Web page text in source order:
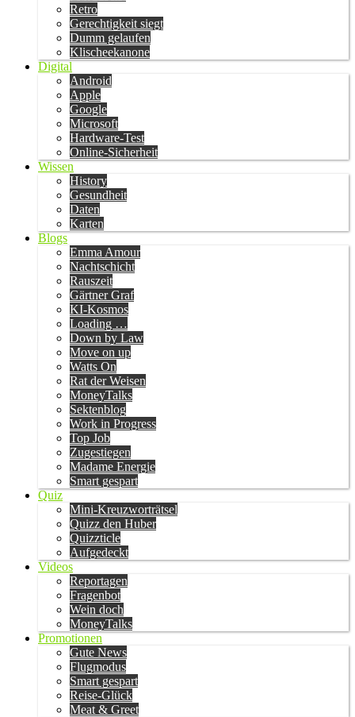
Retro
Gerechtigkeit siegt
Dumm gelaufen
Klischeekanone
Digital
Android
Apple
Google
Microsoft
Hardware-Test
Online-Sicherheit
Wissen
History
Gesundheit
Daten
Karten
Blogs
Emma Amour
Nachtschicht
Rauszeit
Gärtner Graf
KI-Kosmos
Loading …
Down by Law
Move on up
Watts On
Rat der Weisen
MoneyTalks
Sektenblog
Work in Progress
Top Job
Zugestiegen
Madame Energie
Smart gespart
Quiz
Mini-Kreuzworträtsel
Quizz den Huber
Quizzticle
Aufgedeckt
Videos
Reportagen
Fragenbot
Wein doch
MoneyTalks
Promotionen
Gute News
Flugmodus
Smart gespart
Reise-Glück
Meat & Greet